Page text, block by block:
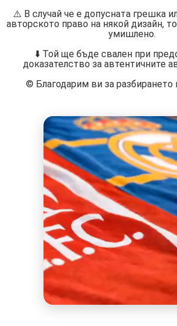
⚠️ В случай че е допусната грешка
авторското право на някой дизайн,
умишлено.
⬇️ Той ще бъде свален при
доказателство за автентичните
©️ Благодарим ви за разбирането